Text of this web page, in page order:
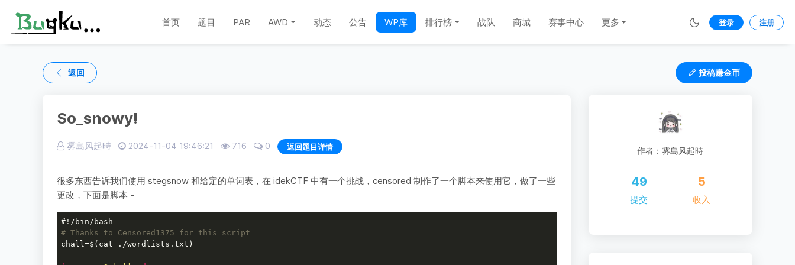
首页 题目 PAR AWD 动态 公告 WP库 排行榜 战队 商城 赛事中心 更多 登录 注册
返回 投稿赚金币
So_snowy!
雾島风起時 2024-11-04 19:46:21 716 0 返回题目详情
很多东西告诉我们使用 stegsnow 和给定的单词表，在 idekCTF 中有一个挑战，censored 制作了一个脚本来使用它，做了一些
更改，下面是脚本 -
#!/bin/bash
# Thanks to Censored1375 for this script
chall=$(cat ./wordlists.txt)
作者：雾島风起時
49
提交
5
收入